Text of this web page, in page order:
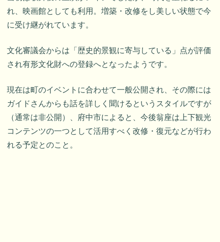
れ、映画館としても利用。増築・改修をし美しい状態で今
に受け継がれています。
文化審議会からは「歴史的景観に寄与している」点が評価
され有形文化財への登録へとなったようです。
現在は町のイベントに合わせて一般公開され、その際には
ガイドさんからも話を詳しく聞けるというスタイルですが
（通常は非公開）、府中市によると、今後翁座は上下観光
コンテンツの一つとして活用すべく改修・復元などが行わ
れる予定とのこと。